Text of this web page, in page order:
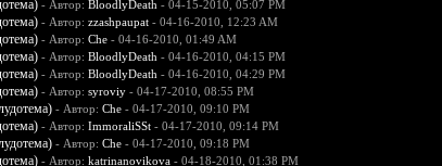
- Автор: BloodlyDeath - 04-15-2010, 05:07 PM
- Автор: zzashpaupat- 04-16-2010, 12:23 AM
- Автор: Che- 04-16-2010, 01:49 AM
- Автор: BloodlyDeath - 04-16-2010, 04:15 PM
- Автор: BloodlyDeath - 04-16-2010, 04:29 PM
- Автор: syroviy- 04-17-2010, 08:55 PM
- Автор: Che- 04-17-2010, 09:10 PM
- Автор: ImmoraliSSt- 04-17-2010, 09:14 PM
- Автор: Che- 04-17-2010, 09:18 PM
- Автор: katrinanovikova- 04-18-2010, 01:38 PM